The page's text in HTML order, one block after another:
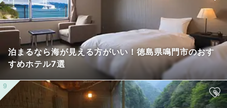
泊まるなら海が見える方がいい！徳島県鳴門市のおす
すめホテル7選